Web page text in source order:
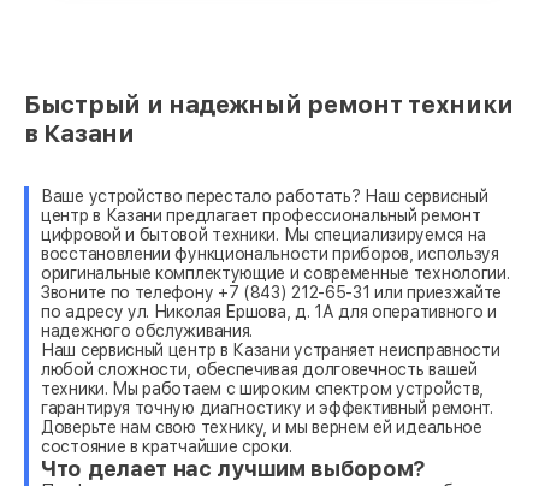
Быстрый и надежный ремонт техники
в Казани
Ваше устройство перестало работать? Наш сервисный
центр в Казани предлагает профессиональный ремонт
цифровой и бытовой техники. Мы специализируемся на
восстановлении функциональности приборов, используя
оригинальные комплектующие и современные технологии.
Звоните по телефону +7 (843) 212-65-31 или приезжайте
по адресу ул. Николая Ершова, д. 1А для оперативного и
надежного обслуживания.
Наш сервисный центр в Казани устраняет неисправности
любой сложности, обеспечивая долговечность вашей
техники. Мы работаем с широким спектром устройств,
гарантируя точную диагностику и эффективный ремонт.
Доверьте нам свою технику, и мы вернем ей идеальное
состояние в кратчайшие сроки.
Что делает нас лучшим выбором?